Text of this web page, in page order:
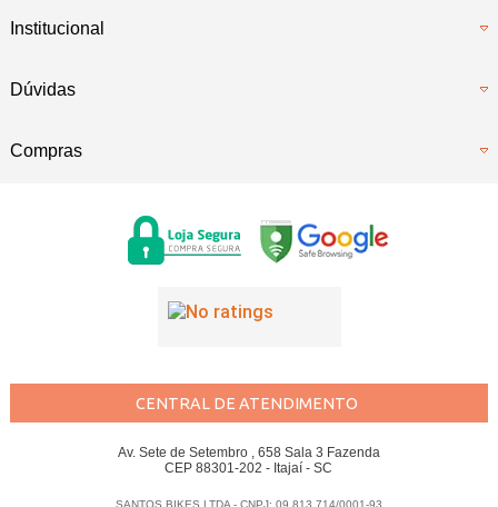
Institucional
Dúvidas
Compras
CENTRAL DE ATENDIMENTO
Av. Sete de Setembro , 658 Sala 3 Fazenda
CEP 88301-202 - Itajaí - SC
SANTOS BIKES LTDA - CNPJ: 09.813.714/0001-93